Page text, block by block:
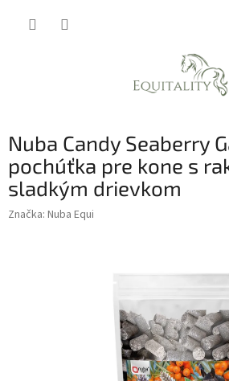
Nuba Candy Seaberry
pochúťka pre kone s
sladkým drievkom
Značka: Nuba Equi